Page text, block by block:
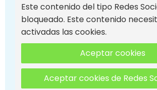
Este contenido del tipo Redes
bloqueado. Este contenido
activadas las cookies.
Aceptar cookies
Aceptar cookies de Redes